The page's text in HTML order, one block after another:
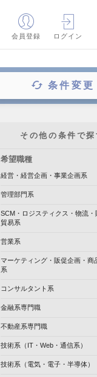
会員登録 ログイン
条件変更
その他の条件で探
希望職種
経営・経営企画・事業企画系
管理部門系
SCM・ロジスティクス・物流・
貿易系
営業系
マーケティング・販促企画・商
系
コンサルタント系
金融系専門職
不動産系専門職
技術系（IT・Web・通信系）
技術系（電気・電子・半導体）